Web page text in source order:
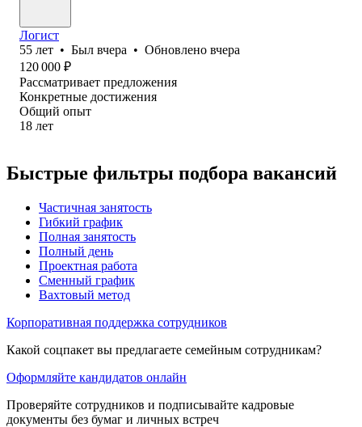
Логист
55 лет • Был вчера • Обновлено вчера
120 000 ₽
Рассматривает предложения
Конкретные достижения
Общий опыт
18 лет
Быстрые фильтры подбора вакансий
Частичная занятость
Гибкий график
Полная занятость
Полный день
Проектная работа
Сменный график
Вахтовый метод
Корпоративная поддержка сотрудников
Какой соцпакет вы предлагаете семейным сотрудникам?
Оформляйте кандидатов онлайн
Проверяйте сотрудников и подписывайте кадровые
документы без бумаг и личных встреч